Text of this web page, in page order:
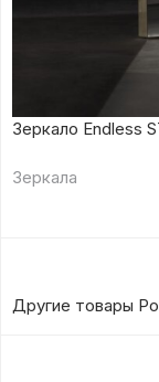
Зеркало Endless
Зеркала
Другие товары